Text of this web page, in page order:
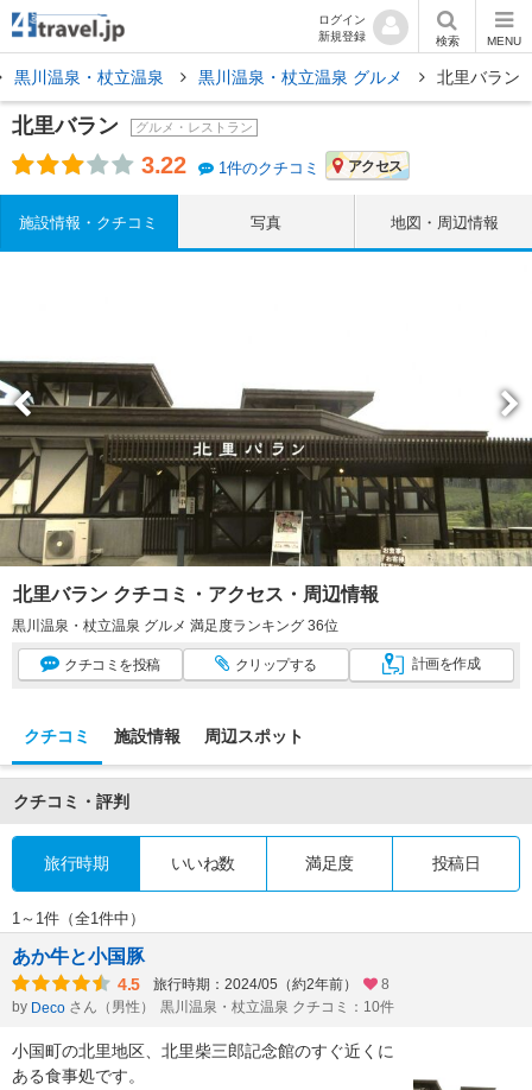
ログイン
新規登録
検索 MENU
黒川温泉・杖立温泉 黒川温泉・杖立温泉 グルメ 北里バラン
北里バラン グルメ・レストラン
3.22 1件のクチコミ アクセス
施設情報・クチコミ 写真 地図・周辺情報
北里バラン クチコミ・アクセス・周辺情報
黒川温泉・杖立温泉 グルメ 満足度ランキング 36位
クチコミ を投稿 クリップする 計画を作成
クチコミ 施設情報 周辺スポット
クチコミ・評判
旅行時期 いいね数 満足度 投稿日
1～1件（全1件中）
あか牛と小国豚
4.5 旅行時期：2024/05（約2年前）
8
by Deco さん（男性） 黒川温泉・杖立温泉 クチコミ：10件
小国町の北里地区、北里柴三郎記念館のすぐ近くに
ある食事処です。